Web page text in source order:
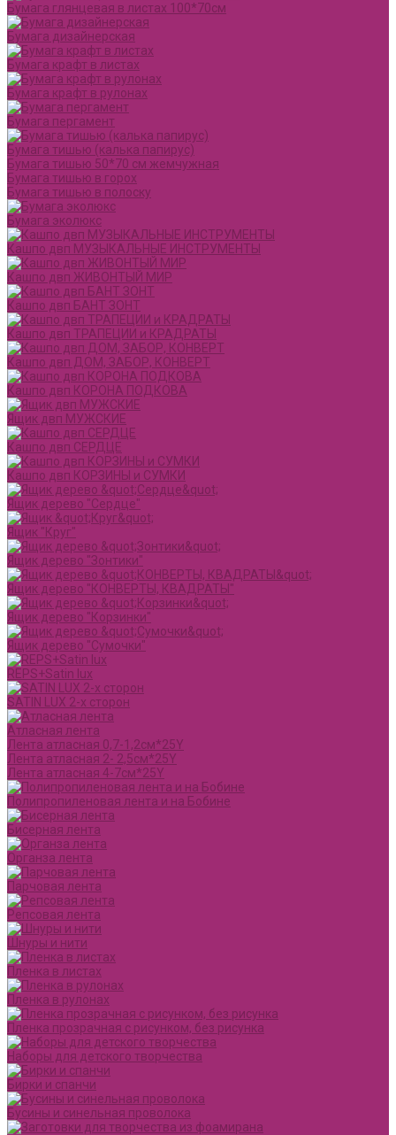
Бумага глянцевая в листах 100*70см
Бумага дизайнерская
Бумага крафт в листах
Бумага крафт в рулонах
Бумага пергамент
Бумага тишью (калька папирус)
Бумага тишью 50*70 см жемчужная
Бумага тишью в горох
Бумага тишью в полоску
Бумага эколюкс
Кашпо двп МУЗЫКАЛЬНЫЕ ИНСТРУМЕНТЫ
Кашпо двп ЖИВОНТЫЙ МИР
Кашпо двп БАНТ ЗОНТ
Кашпо двп ТРАПЕЦИИ и КРАДРАТЫ
Кашпо двп ДОМ, ЗАБОР, КОНВЕРТ
Кашпо двп КОРОНА ПОДКОВА
Ящик двп МУЖСКИЕ
Кашпо двп СЕРДЦЕ
Кашпо двп КОРЗИНЫ и СУМКИ
Ящик дерево "Сердце"
Ящик "Круг"
Ящик дерево "Зонтики"
Ящик дерево "КОНВЕРТЫ, КВАДРАТЫ"
Ящик дерево "Корзинки"
Ящик дерево "Сумочки"
REPS+Satin lux
SATIN LUX 2-х сторон
Атласная лента
Лента атласная 0,7-1,2см*25Y
Лента атласная 2- 2,5см*25Y
Лента атласная 4-7см*25Y
Полипропиленовая лента и на Бобине
Бисерная лента
Органза лента
Парчовая лента
Репсовая лента
Шнуры и нити
Пленка в листах
Пленка в рулонах
Пленка прозрачная с рисунком, без рисунка
Наборы для детского творчества
Бирки и спанчи
Бусины и синельная проволока